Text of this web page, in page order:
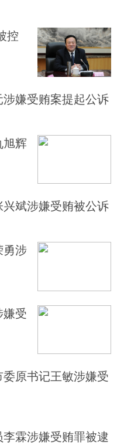
控
嫌受贿案提起公诉
旭辉
斌涉嫌受贿被公诉
勇涉
嫌受
原书记王敏涉嫌受
霖涉嫌受贿罪被逮